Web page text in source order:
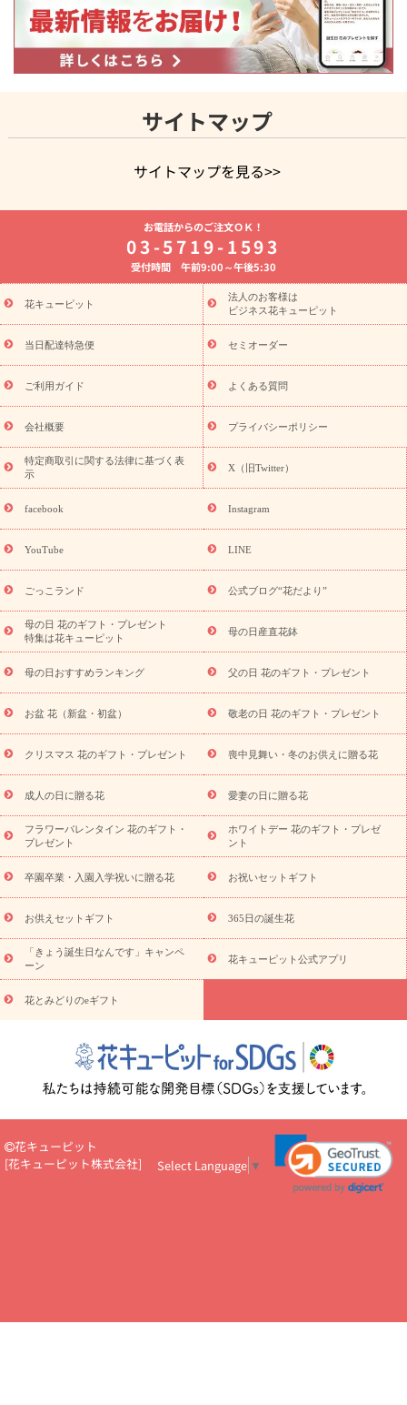
サイトマップ
サイトマップを見る>>
よく贈られる花
お祝いの花特集
誕生日フラワーギフト特集
8月の誕生花(トルコキキョウ)
開店・開業祝い
お供え・お悔やみ お供え・お悔やみの花
通夜・葬儀に贈る花 胡蝶蘭・花鉢
ーブドフラワー
季節のイベント
ひまわり ギフト・プレゼント
特集
お盆 花（新盆・初盆） 季節のイベント
お盆 花（新
盆・初盆）
お盆 花（新盆・初盆）
お盆・お供え 花とセットギ
フト
お盆・お供え プリザーブドフラワー
ひまわり ギフト・プ
レゼント特集
夏の花贈り・お中元・暑中見舞い 花のギフト特集
敬老の日におくる花ギフト・プレゼント特集
花ギフト・プレゼント特集
敬老の日 花のおすすめランキング
敬
老の日 花鉢植えのギフト・プレゼント特集
敬老の日 花とセットギ
フト・プレゼント特集
敬老の日の花 全てのギフト一覧
キャン
ペーン
映画『ウォーターガーディアンズ』コラボキャンペーン
「きょう誕生日なんです」キャンペーン
誕生日の花を探す
誕生日フラワーギフト 誕生日フラワーギフト特集
(トルコキキョウ)
9月の誕生花(リンドウ)
ら探す
お祝いの花特集 当日配達特急便 お祝い商品一覧
念日
結婚祝い 出産祝い 退院祝い・快気祝い
寿祝い
プチギフト ペットのお祝いフラワー
供え・お悔やみ商品一覧
お供え・お悔やみの花
四十九日法要以
お供え プリザーブドフラワー
ペットのお供えフラワー
お盆（新
盆・初盆）
その他 お祝い返し お見舞い
お取り寄せギフト
ビジネス用
ご自宅用 観葉植物 ミディ胡蝶蘭
プリザーブ
ドフラワー
スタイルから探す アレンジメント 花束
スタ
ンド花
お祝い お供え・お悔やみ 胡蝶蘭 胡蝶蘭・花鉢
ディ胡蝶蘭・お祝い
ミディ胡蝶蘭・お供え
世界初の青色胡蝶蘭
観葉植物
観葉植物 産直多肉植物
プリザーブドフラワー
お祝い
お供え・お悔やみ 花とセットギフト
セミオーダー
プチギフト（hanamore -ハナモア-）
花とみどりのeギフト
キューピットのeGfit
カラー ピンク イエローオレンジ
レッ
ド
お花の種類 トルコキキョウ
お祝い お祝い・3000円～ お祝い・4000円～
お祝い・
5000円～
お祝い・7000円～ お祝い・ 10000円～
お供え・お
悔やみ
円～
お供え・お悔やみ・
読み物
いのマナー
定年退職祝いのマナー
お祝いを贈るときのマナー・
花キューピットのお祝いコラム一覧
誕生日のお花を「色
彩心理学」で選ぶ方法
結婚祝いの予算相場
出産祝いお役立ち情
ール
新築引っ越し祝いコラム お祝い花のマナー総まとめ
職
場上司や先輩へ贈るお祝い花の正解は？
開店祝いの花 選び方ガイ
あり)
花キューピット×専門家
CO2排出量削減 / SDGsを考える
お電話からのご注文ＯＫ！
03-5719-1593
受付時間 午前9:00～午後5:30
花キューピット
法人のお客様は
ビジネス花キューピット
当日配達特急便 セミオーダー
ご利用ガイド よくある質問
会社概要 プライバシーポリシー
特定商取引に関する法律に基づく表
示
X（旧Twitter）
facebook Instagram
YouTube LINE
ごっこランド 公式ブログ“花だより”
母の日 花のギフト・プレゼント
特集は花キューピット
母の日産直花鉢
母の日おすすめランキング 父の日 花のギフト・プレゼント
お盆 花（新盆・初盆） 敬老の日 花のギフト・プレゼント
クリスマス 花のギフト・プレゼント 喪中見舞い・冬のお供えに贈る花
成人の日に贈る花 愛妻の日に贈る花
フラワーバレンタイン 花のギフト・
プレゼント
ホワイトデー 花のギフト・プレゼ
ント
卒園卒業・入園入学祝いに贈る花 お祝いセットギフト
お供えセットギフト 365日の誕生花
「きょう誕生日なんです」キャンペ
ーン
花キューピット公式アプリ
花とみどりのeギフト
花キューピット
[花キューピット株式会社] Select Language ▼